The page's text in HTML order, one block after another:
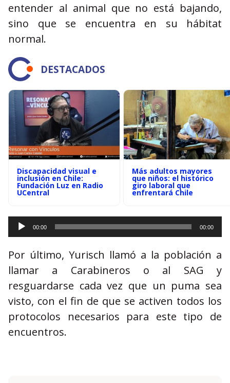
entender al animal que no está bajando,
sino que se encuentra en su hábitat
normal.
DESTACADOS
Discapacidad visual e
inclusión en Chile:
Fundación Luz en Radio
UCentral
Más adultos mayores
que niños: el histórico
giro laboral que
enfrentará Chile
Reproductor
de
audio
00:00 00:00
Por último, Yurisch llamó a la población a
llamar a Carabineros o al SAG y
resguardarse cada vez que un puma sea
visto, con el fin de que se activen todos los
protocolos necesarios para este tipo de
encuentros.